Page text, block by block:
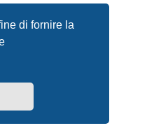
di fornire la